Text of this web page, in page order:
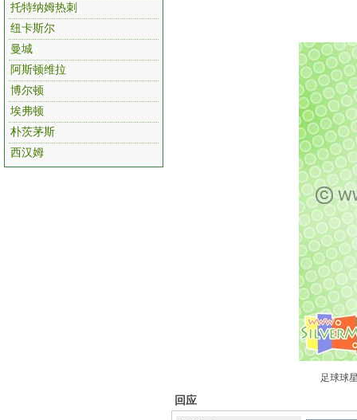
托特纳姆热刺
纽卡斯尔
曼城
阿斯顿维拉
博尔顿
埃弗顿
朴茨茅斯
西汉姆
足球球
回应